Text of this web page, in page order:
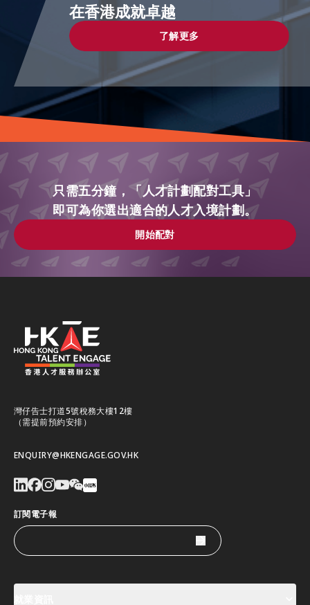
在香港成就卓越
了解更多
了解更多
只需五分鐘，「人才計劃配對工具」
即可為你選出適合的人才入境計劃。
開始配對
開始配對
灣仔告士打道5號稅務大樓12樓
（需提前預約安排）
ENQUIRY@HKENGAGE.GOV.HK
訂閱電子報